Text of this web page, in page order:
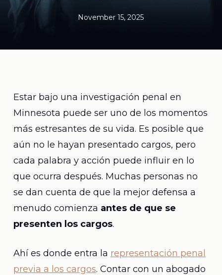
November 15, 2025
Estar bajo una investigación penal en
Minnesota puede ser uno de los momentos
más estresantes de su vida. Es posible que
aún no le hayan presentado cargos, pero
cada palabra y acción puede influir en lo
que ocurra después. Muchas personas no
se dan cuenta de que la mejor defensa a
menudo comienza antes de que se
presenten los cargos.
Ahí es donde entra la representación penal
previa a los cargos. Contar con un abogado